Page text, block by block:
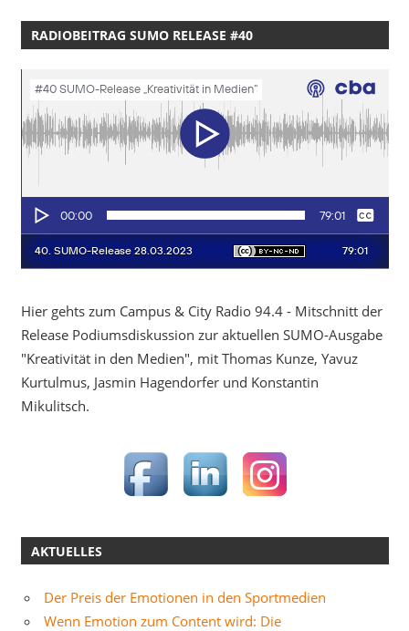
RADIOBEITRAG SUMO RELEASE #40
Hier gehts zum Campus & City Radio 94.4 - Mitschnitt der
Release Podiumsdiskussion zur aktuellen SUMO-Ausgabe
"Kreativität in den Medien", mit Thomas Kunze, Yavuz
Kurtulmus, Jasmin Hagendorfer und Konstantin
Mikulitsch.
AKTUELLES
Der Preis der Emotionen in den Sportmedien
Wenn Emotion zum Content wird: Die